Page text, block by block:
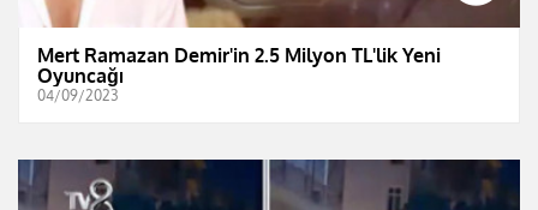
Mert Ramazan Demir'in 2.5 Milyon TL'lik Yeni
Oyuncağı
04/09/2023